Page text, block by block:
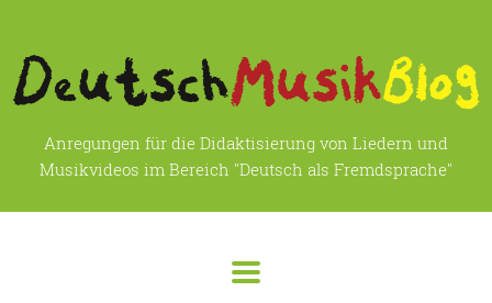
Anregungen für die Didaktisierung von Liedern und
Musikvideos im Bereich "Deutsch als Fremdsprache"